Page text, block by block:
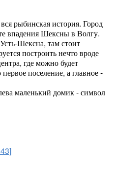
рыбинская история. Город
впадения Шексны в Волгу.
Шексна, там стоит
построить нечто вроде
где можно будет
поселение, а главное -
маленький домик - символ